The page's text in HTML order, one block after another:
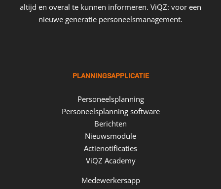
altijd en overal te kunnen informeren. ViQZ: voor een
nieuwe generatie personeelsmanagement.
PLANNINGSAPPLICATIE
Personeelsplanning
Personeelsplanning software
Berichten
Nieuwsmodule
Actienotificaties
ViQZ Academy
Medewerkersapp